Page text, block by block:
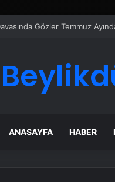
Gözler Temmuz
ANASAYFA HABER